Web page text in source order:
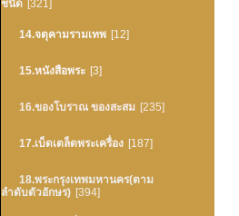
ชนิด [321]
14.จตุคามรามเทพ [12]
15.หนังสือพระ [3]
16.ของโบราณ ของสะสม [235]
17.เบ็ดเตล็ดพระเครื่อง [187]
18.พระกรุงเทพมหานคร(ตาม
ลำดับตัวอักษร) [394]